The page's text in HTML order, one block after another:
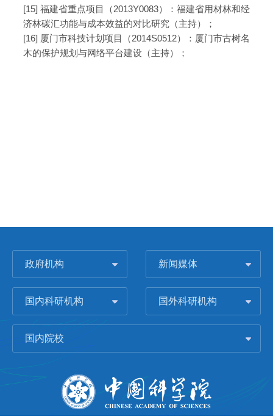
[15] 福建省重点项目（2013Y0083）：福建省用材林和经
济林碳汇功能与成本效益的对比研究（主持）；
[16] 厦门市科技计划项目（2014S0512）：厦门市古树名
木的保护规划与网络平台建设（主持）；
政府机构 新闻媒体
国内科研机构 国外科研机构
国内院校